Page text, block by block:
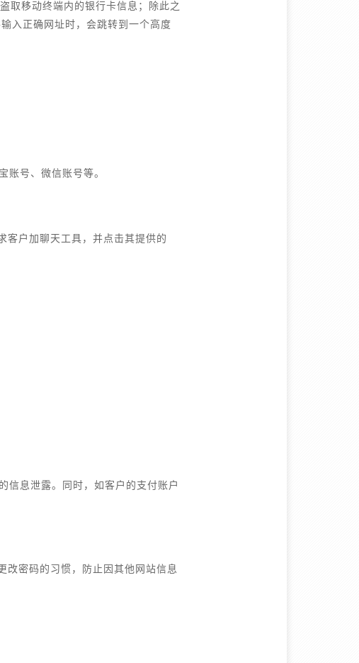
取移动终端内的银行卡信息；除此之
入正确网址时，会跳转到一个高度
账号、微信账号等。
客户加聊天工具，并点击其提供的
信息泄露。同时，如客户的支付账户
改密码的习惯，防止因其他网站信息